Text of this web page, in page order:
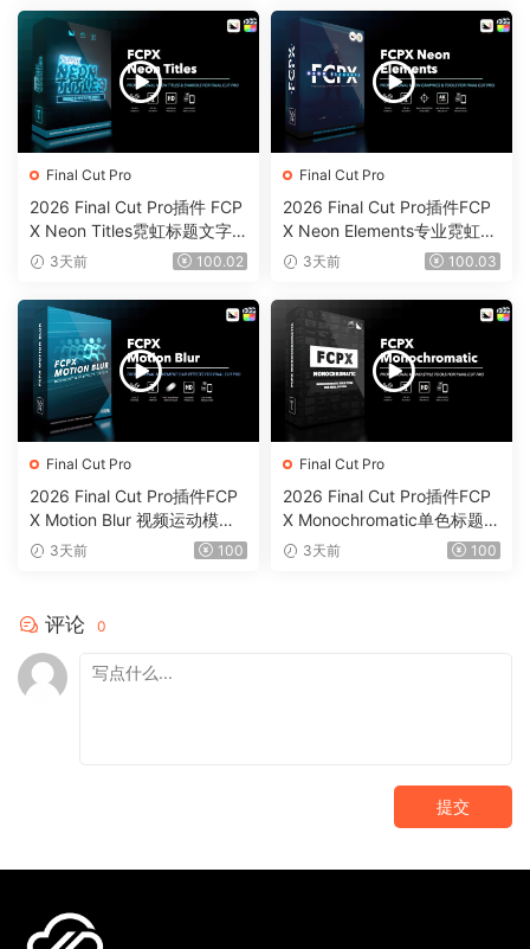
Final Cut Pro
2026 Final Cut Pro插件 FCP
X Neon Titles霓虹标题文字
元素效果0201
3天前 100.02
Final Cut Pro
2026 Final Cut Pro插件FCP
X Neon Elements专业霓虹元
素效果工具0200
3天前 100.03
Final Cut Pro
2026 Final Cut Pro插件FCP
X Motion Blur 视频运动模糊
效果插件0199
3天前 100
Final Cut Pro
2026 Final Cut Pro插件FCP
X Monochromatic单色标题背
景动画字幕0198
3天前 100
评论 0
提交